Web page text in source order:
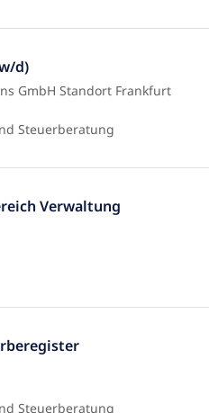
d)
GmbH Standort Frankfurt
Steuerberatung
Verwaltung
Steuerberatung